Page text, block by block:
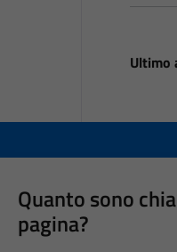
Ultimo
Quanto sono
pagina?